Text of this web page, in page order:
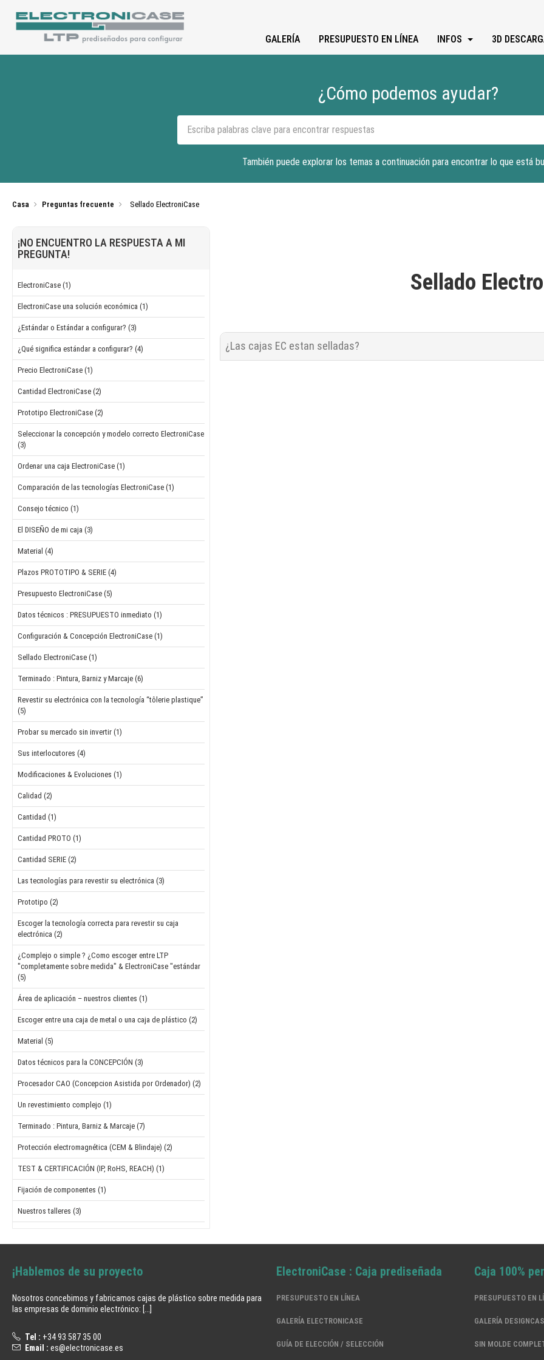
GALERÍA PRESUPUESTO EN LÍNEA INFOS 3D
¿Cómo podemos ayudar?
También puede explorar los temas a continuación para encontrar lo que está
Casa Preguntas frecuente Sellado ElectroniCase
¡NO ENCUENTRO LA RESPUESTA A MI
PREGUNTA!
ElectroniCase (1)
ElectroniCase una solución económica (1)
¿Estándar o Estándar a configurar? (3)
¿Qué significa estándar a configurar? (4)
Precio ElectroniCase (1)
Cantidad ElectroniCase (2)
Prototipo ElectroniCase (2)
Seleccionar la concepción y modelo correcto ElectroniCase
(3)
Ordenar una caja ElectroniCase (1)
Comparación de las tecnologías ElectroniCase (1)
Consejo técnico (1)
El DISEÑO de mi caja (3)
Material (4)
Plazos PROTOTIPO & SERIE (4)
Presupuesto ElectroniCase (5)
Datos técnicos : PRESUPUESTO inmediato (1)
Configuración & Concepción ElectroniCase (1)
Sellado ElectroniCase (1)
Terminado : Pintura, Barniz y Marcaje (6)
Revestir su electrónica con la tecnología “tôlerie plastique”
(5)
Probar su mercado sin invertir (1)
Sus interlocutores (4)
Modificaciones & Evoluciones (1)
Calidad (2)
Cantidad (1)
Cantidad PROTO (1)
Cantidad SERIE (2)
Las tecnologías para revestir su electrónica (3)
Prototipo (2)
Escoger la tecnología correcta para revestir su caja
electrónica (2)
¿Complejo o simple ? ¿Como escoger entre LTP
"completamente sobre medida" & ElectroniCase "estándar
(5)
Área de aplicación – nuestros clientes (1)
Escoger entre una caja de metal o una caja de plástico (2)
Material (5)
Datos técnicos para la CONCEPCIÓN (3)
Procesador CAO (Concepcion Asistida por Ordenador) (2)
Un revestimiento complejo (1)
Terminado : Pintura, Barniz & Marcaje (7)
Protección electromagnética (CEM & Blindaje) (2)
TEST & CERTIFICACIÓN (IP, RoHS, REACH) (1)
Fijación de componentes (1)
Nuestros talleres (3)
Sellado
¿Las cajas EC estan selladas?
¡Hablemos de su proyecto
Nosotros concebimos y fabricamos cajas de plástico sobre medida para
las empresas de dominio electrónico: [...]
Tel : +34 93 587 35 00
Email : es@electronicase.es
ElectroniCase : Caja prediseñada
PRESUPUESTO EN LÍNEA
GALERÍA ELECTRONICASE
GUÍA DE ELECCIÓN / SELECCIÓN
Caja 100%
PRESUPUESTO EN
GALERÍA
SIN MOLDE